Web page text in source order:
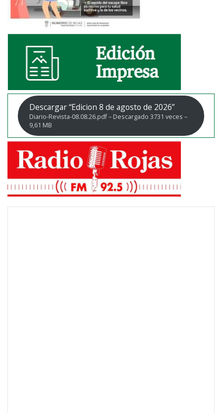
Descargar “Edicion 8 de agosto de 2026”
Diario-Revista-08.08.26.pdf – Descargado 3731 veces –
9,61 MB